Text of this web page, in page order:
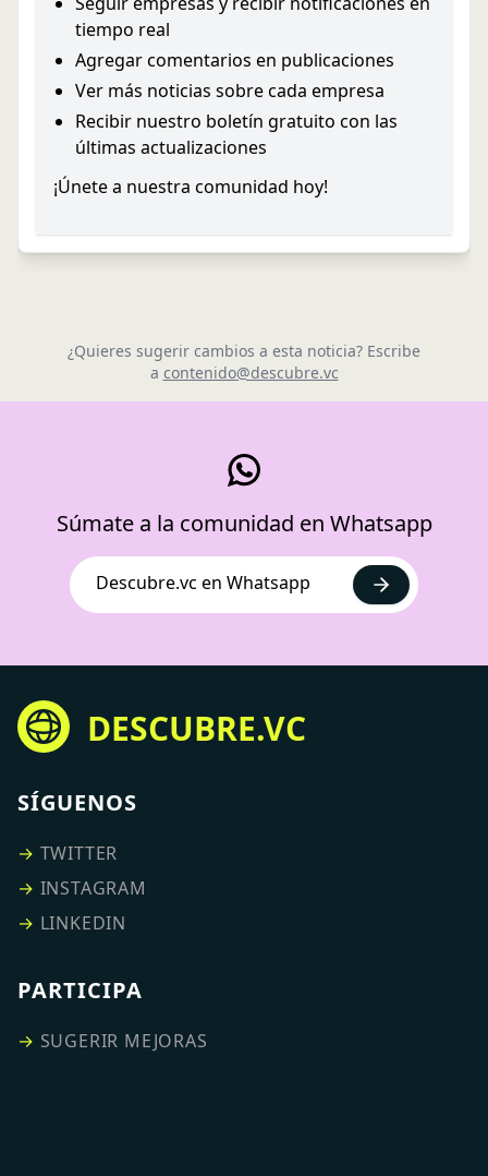
tiempo real
Agregar comentarios en publicaciones
Ver más noticias sobre cada empresa
Recibir nuestro boletín gratuito con las
últimas actualizaciones
¡Únete a nuestra comunidad hoy!
¿Quieres sugerir cambios a esta noticia? Escribe
a contenido@descubre.vc
Súmate a la comunidad en Whatsapp
Descubre.vc en Whatsapp
DESCUBRE.VC
SÍGUENOS
→ TWITTER
→ INSTAGRAM
→ LINKEDIN
PARTICIPA
→ SUGERIR MEJORAS